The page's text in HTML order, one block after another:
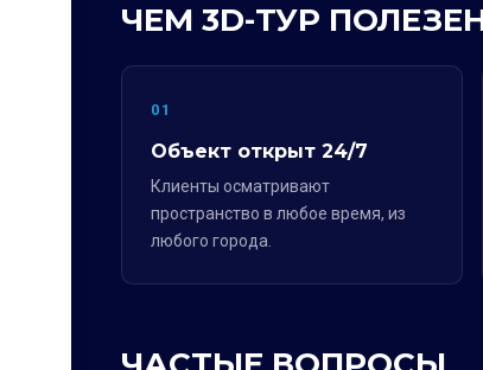
ЧЕМ 3D-ТУР
01
Объект открыт 24/7
Клиенты осматривают
пространство в любое время, из
любого города.